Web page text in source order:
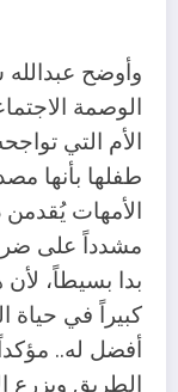
وأوضح
الوصمة
الأم التي
طفلها بأنها
الأمهات يُقدمن
مشدداً على
بدا بسيطاً،
كبيراً في
أفضل له..
الطريق ويزرع